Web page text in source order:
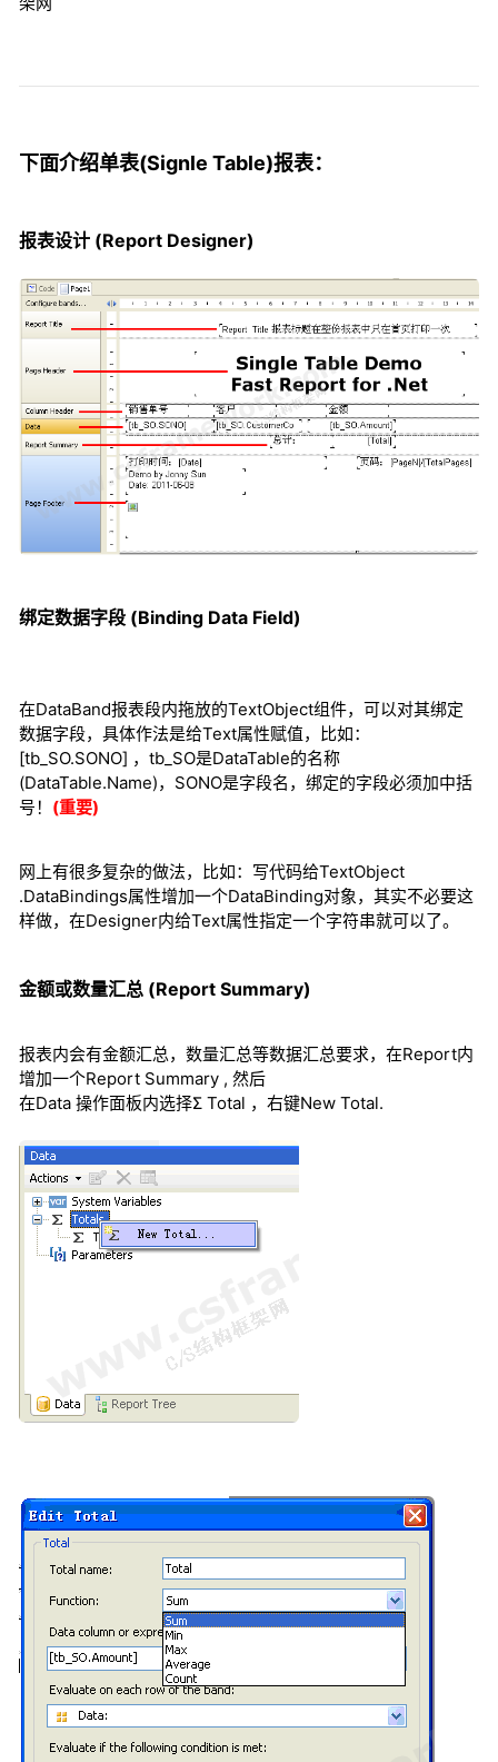
下面介绍单表(Signle Table)报表：
报表设计 (Report Designer)
绑定数据字段 (Binding Data Field)
在DataBand报表段内拖放的TextObject组件，可以对其绑定
数据字段，具体作法是给Text属性赋值，比如：
[tb_SO.SONO] ，tb_SO是DataTable的名称
(DataTable.Name)，SONO是字段名，绑定的字段必须加中括
号！ (重要)
网上有很多复杂的做法，比如：写代码给TextObject
.DataBindings属性增加一个DataBinding对象，其实不必要这
样做，在Designer内给Text属性指定一个字符串就可以了。
金额或数量汇总 (Report Summary)
报表内会有金额汇总，数量汇总等数据汇总要求，在Report内
增加一个Report Summary , 然后
在Data 操作面板内选择Σ Total ，右键New Total.